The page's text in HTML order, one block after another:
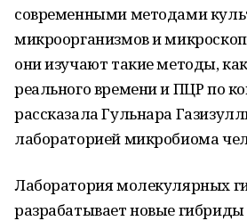
современными методами
микроорганизмов и
они изучают такие методы,
реального времени и ПЦР по
рассказала Гульнара
лабораторией микробиома
Лаборатория молекулярных
разрабатывает новые